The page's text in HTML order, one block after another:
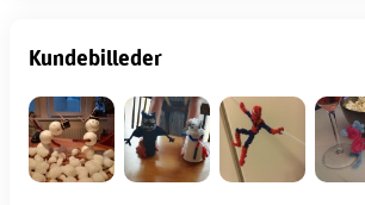
Kundebilleder